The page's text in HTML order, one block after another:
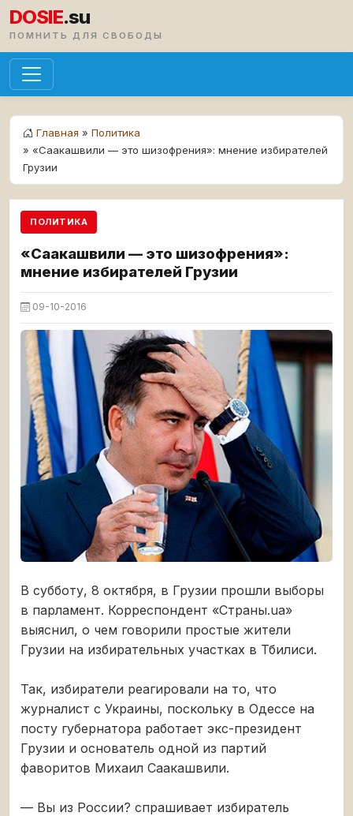
DOSIE.su
ПОМНИТЬ ДЛЯ СВОБОДЫ
Главная » Политика
» «Саакашвили — это шизофрения»: мнение избирателей
Грузии
ПОЛИТИКА
«Саакашвили — это шизофрения»:
мнение избирателей Грузии
09-10-2016
В субботу, 8 октября, в Грузии прошли выборы
в парламент. Корреспондент «Страны.ua»
выяснил, о чем говорили простые жители
Грузии на избирательных участках в Тбилиси.
Так, избиратели реагировали на то, что
журналист с Украины, поскольку в Одессе на
посту губернатора работает экс-президент
Грузии и основатель одной из партий
фаворитов Михаил Саакашвили.
— Вы из России? спрашивает избиратель